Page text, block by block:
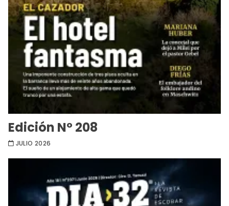
Edición Nº 208
JULIO 2026